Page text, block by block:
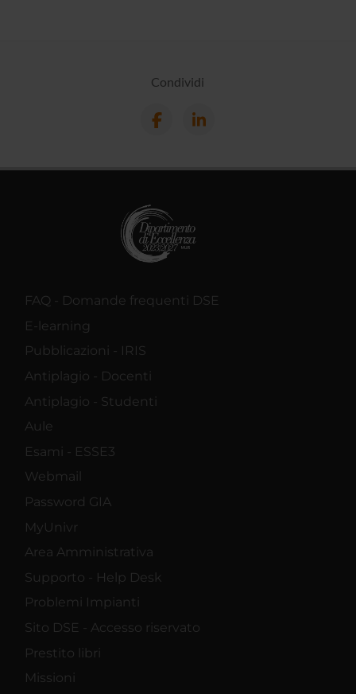
Condividi
FAQ - Domande frequenti DSE
E-learning
Pubblicazioni - IRIS
Antiplagio - Docenti
Antiplagio - Studenti
Aule
Esami - ESSE3
Webmail
Password GIA
MyUnivr
Area Amministrativa
Supporto - Help Desk
Problemi Impianti
Sito DSE - Accesso riservato
Prestito libri
Missioni